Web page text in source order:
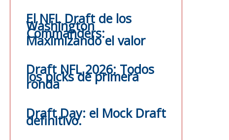
El NFL Draft de los
Washington
Commanders:
Maximizando el valor
Draft NFL 2026: Todos
los picks de primera
ronda
Draft Day: el Mock Draft
definitivo.